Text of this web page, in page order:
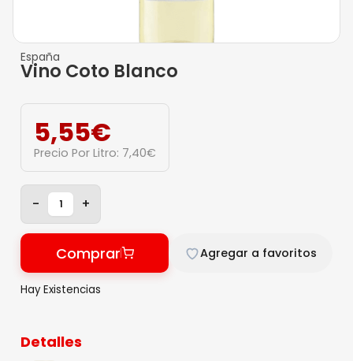
España
Vino Coto Blanco
5,55€
Precio Por Litro: 7,40€
- +
Comprar Agregar a favoritos
Hay Existencias
Detalles